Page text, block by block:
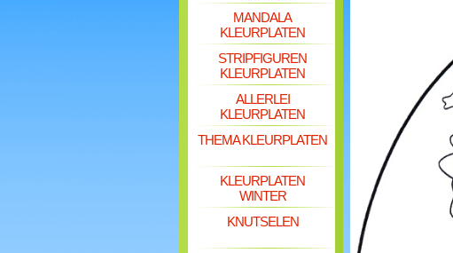
MANDALA
KLEURPLATEN
STRIPFIGUREN
KLEURPLATEN
ALLERLEI
KLEURPLATEN
THEMA KLEURPLATEN
KLEURPLATEN
WINTER
KNUTSELEN